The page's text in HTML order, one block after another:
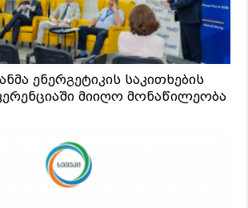
ენერგეტიკის საკითხების
მიიღო მონაწილეობა